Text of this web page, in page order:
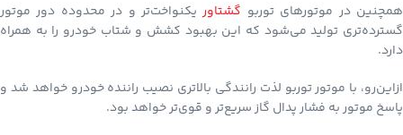
همچنین در موتورهای توربو گشتاوریکنواخت‌تر و در محدوده دور موتور
گسترده‌تری تولید می‌شود که این بهبود کشش و شتاب خودرو را به همراه
دارد.
ازاین‌رو، با موتور توربو لذت رانندگی بالاتری نصیب راننده خودرو خواهد شد و
پاسخ موتور به فشار پدال گاز سریع‌تر و قوی‌تر خواهد بود.